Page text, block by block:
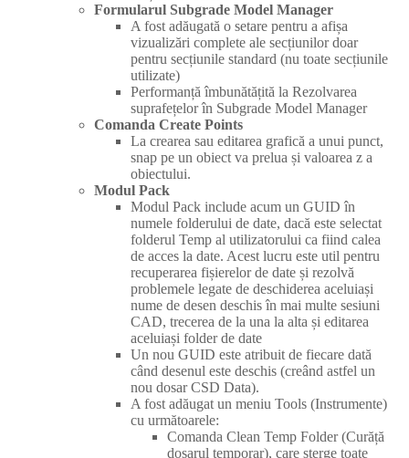
Formularul Subgrade Model Manager
A fost adăugată o setare pentru a afișa
vizualizări complete ale secțiunilor doar
pentru secțiunile standard (nu toate secțiunile
utilizate)
Performanță îmbunătățită la Rezolvarea
suprafețelor în Subgrade Model Manager
Comanda Create Points
La crearea sau editarea grafică a unui punct,
snap pe un obiect va prelua și valoarea z a
obiectului.
Modul Pack
Modul Pack include acum un GUID în
numele folderului de date, dacă este selectat
folderul Temp al utilizatorului ca fiind calea
de acces la date. Acest lucru este util pentru
recuperarea fișierelor de date și rezolvă
problemele legate de deschiderea aceluiași
nume de desen deschis în mai multe sesiuni
CAD, trecerea de la una la alta și editarea
aceluiași folder de date
Un nou GUID este atribuit de fiecare dată
când desenul este deschis (creând astfel un
nou dosar CSD Data).
A fost adăugat un meniu Tools (Instrumente)
cu următoarele:
Comanda Clean Temp Folder (Curăță
dosarul temporar), care șterge toate